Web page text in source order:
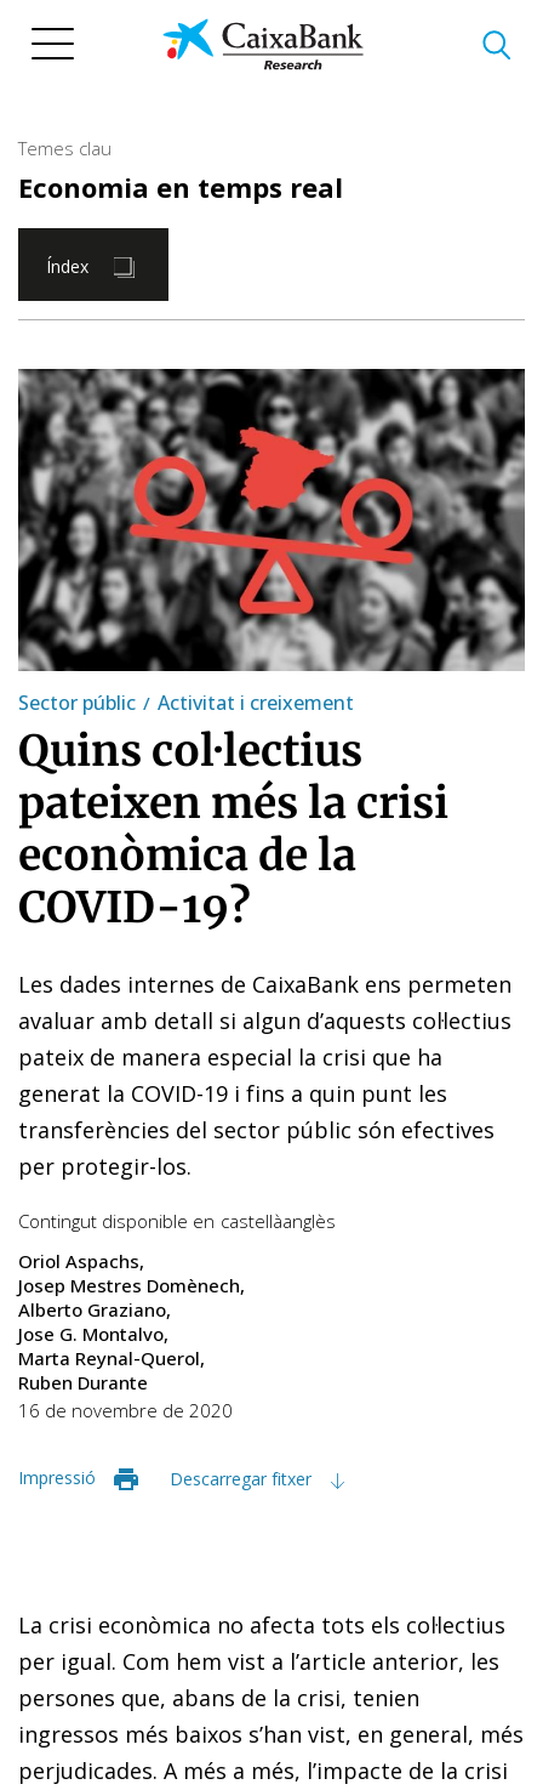
Temes clau
Economia en temps real
Índex
Sector públic Activitat i creixement
Quins col·lectius
pateixen més la crisi
econòmica de la
COVID-19?
Les dades internes de CaixaBank ens permeten
avaluar amb detall si algun d’aquests col·lectius
pateix de manera especial la crisi que ha
generat la COVID-19 i fins a quin punt les
transferències del sector públic són efectives
per protegir-los.
Contingut disponible en castellàanglès
Oriol Aspachs
Josep Mestres Domènech
Alberto Graziano
Jose G. Montalvo
Marta Reynal-Querol
Ruben Durante
16 de novembre de 2020
Impressió Descarregar fitxer
La crisi econòmica no afecta tots els col·lectius
per igual. Com hem vist a l’article anterior, les
persones que, abans de la crisi, tenien
ingressos més baixos s’han vist, en general, més
perjudicades. A més a més, l’impacte de la crisi